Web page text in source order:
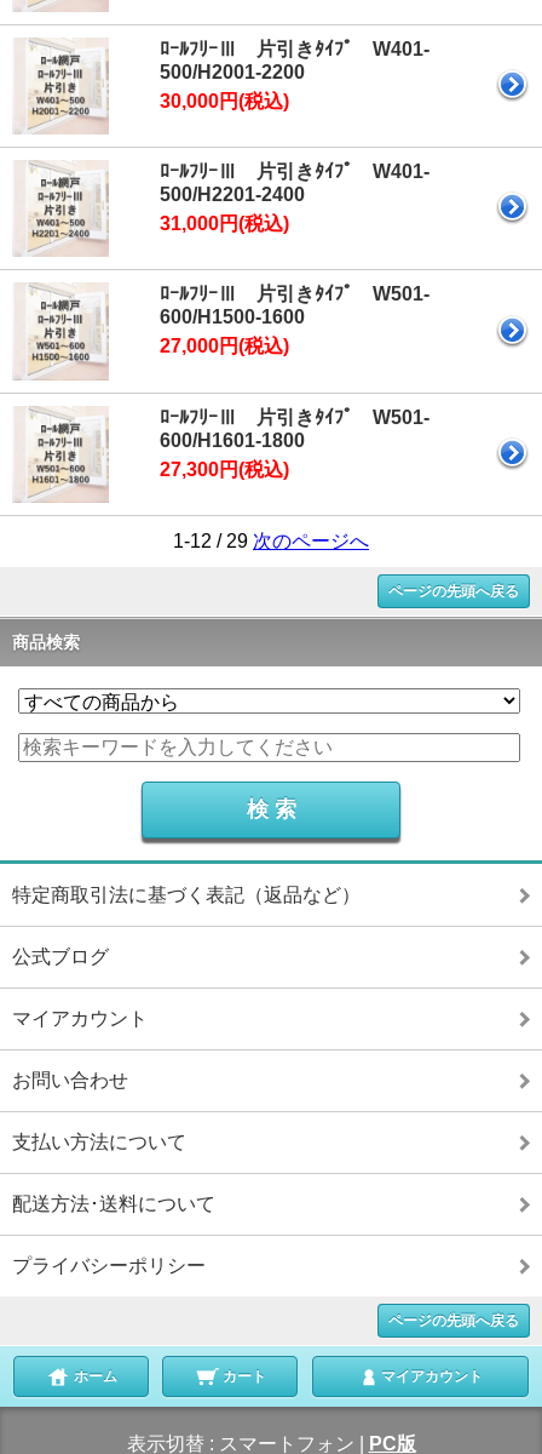
ﾛｰﾙﾌﾘｰⅢ 片引きﾀｲﾌﾟ W401-
500/H2001-2200
30,000円(税込)
ﾛｰﾙﾌﾘｰⅢ 片引きﾀｲﾌﾟ W401-
500/H2201-2400
31,000円(税込)
ﾛｰﾙﾌﾘｰⅢ 片引きﾀｲﾌﾟ W501-
600/H1500-1600
27,000円(税込)
ﾛｰﾙﾌﾘｰⅢ 片引きﾀｲﾌﾟ W501-
600/H1601-1800
27,300円(税込)
1-12 / 29 次のページへ
ページの先頭へ戻る
商品検索
特定商取引法に基づく表記（返品など）
公式ブログ
マイアカウント
お問い合わせ
支払い方法について
配送方法･送料について
プライバシーポリシー
ページの先頭へ戻る
ホーム カート マイアカウント
表示切替 : スマートフォン PC版